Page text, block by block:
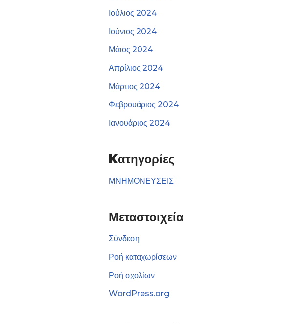
Ιούλιος 2024
Ιούνιος 2024
Μάιος 2024
Απρίλιος 2024
Μάρτιος 2024
Φεβρουάριος 2024
Ιανουάριος 2024
Kατηγορίες
ΜΝΗΜΟΝΕΥΣΕΙΣ
Μεταστοιχεία
Σύνδεση
Ροή καταχωρίσεων
Ροή σχολίων
WordPress.org